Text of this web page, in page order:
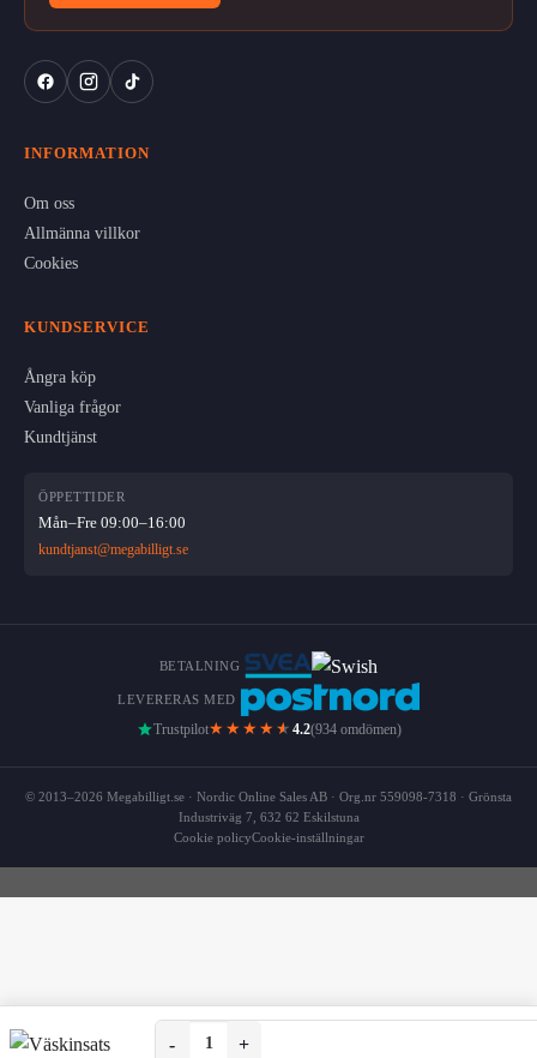
INFORMATION
Om oss
Allmänna villkor
Cookies
KUNDSERVICE
Ångra köp
Vanliga frågor
Kundtjänst
ÖPPETTIDER
Mån–Fre 09:00–16:00
kundtjanst@megabilligt.se
BETALNING
LEVERERAS MED
Trustpilot★★★★ ★ 4.2(934 omdömen)
© 2013–2026 Megabilligt.se · Nordic Online Sales AB · Org.nr 559098-7318 · Grönsta
Industriväg 7, 632 62 Eskilstuna
Cookie policyCookie-inställningar
Väskinsats för Resväska 6-pack Organiseringsset